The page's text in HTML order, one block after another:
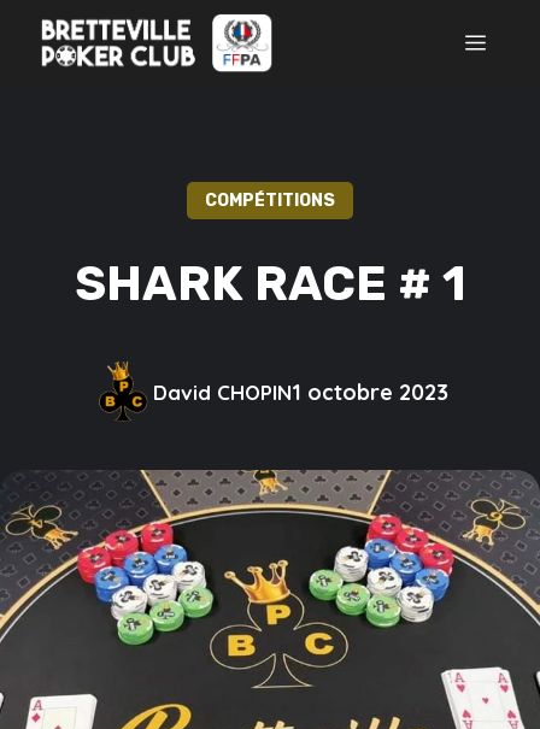
Aller
COMPÉTITIONS
SHARK RACE # 1
David CHOPIN1 octobre 2023